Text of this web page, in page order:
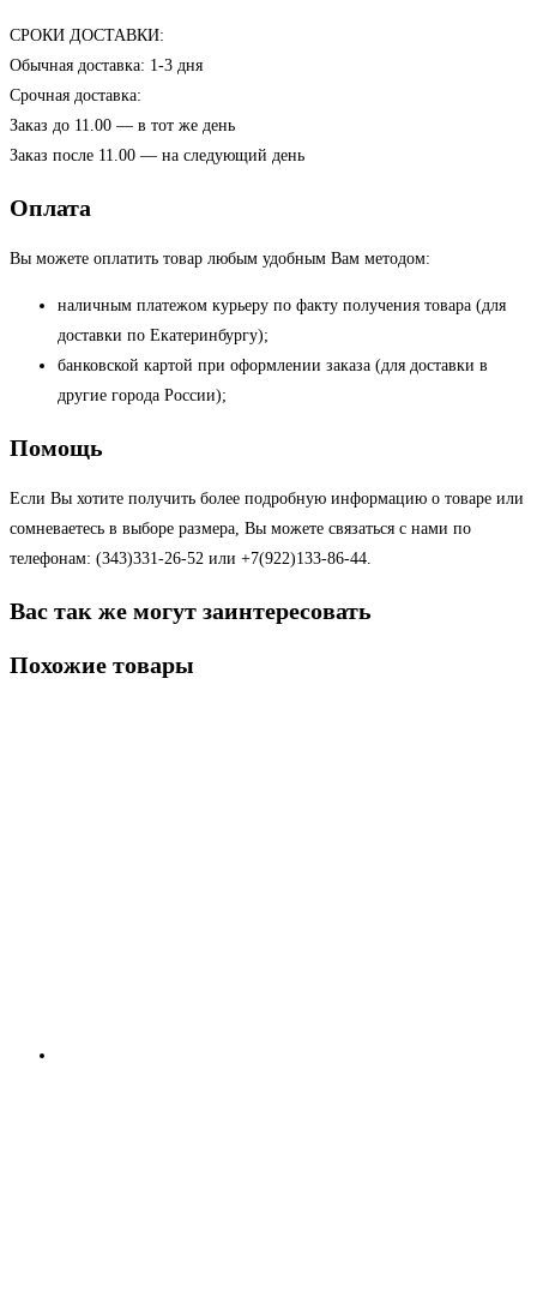
СРОКИ ДОСТАВКИ:
Обычная доставка: 1-3 дня
Срочная доставка:
Заказ до 11.00 — в тот же день
Заказ после 11.00 — на следующий день
Оплата
Вы можете оплатить товар любым удобным Вам методом:
наличным платежом курьеру по факту получения товара (для
доставки по Екатеринбургу);
банковской картой при оформлении заказа (для доставки в
другие города России);
Помощь
Если Вы хотите получить более подробную информацию о товаре или
сомневаетесь в выборе размера, Вы можете связаться с нами по
телефонам: (343)331-26-52 или +7(922)133-86-44.
Вас так же могут заинтересовать
Похожие товары